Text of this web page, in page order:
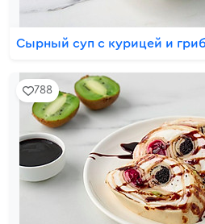
Сырный суп с курицей и
788